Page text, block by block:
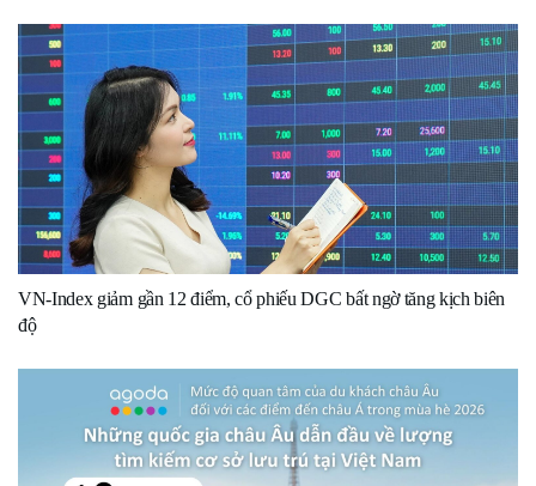
VN-Index giảm gần 12 điểm, cổ phiếu DGC bất ngờ tăng kịch biên
độ